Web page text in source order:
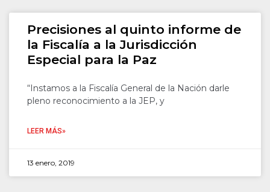
Precisiones al quinto informe de
la Fiscalía a la Jurisdicción
Especial para la Paz
“Instamos a la Fiscalía General de la Nación darle
pleno reconocimiento a la JEP, y
LEER MÁS»
13 enero, 2019